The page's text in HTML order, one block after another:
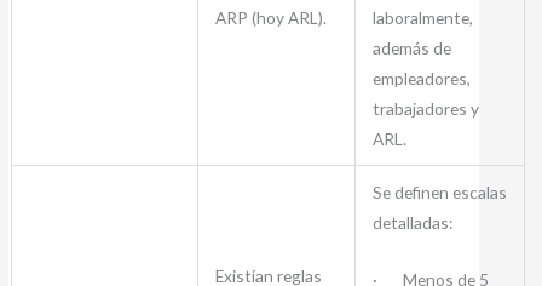
ARP (hoy ARL).
laboralmente,
además de
empleadores,
trabajadores y
ARL.
Existían reglas
Se definen escalas
detalladas:
· Menos de 5